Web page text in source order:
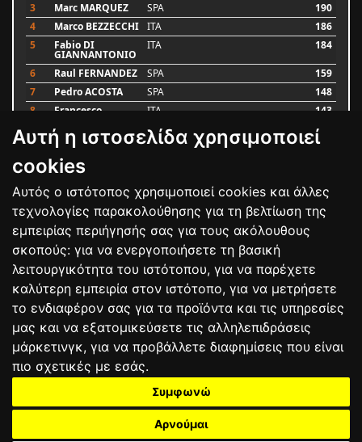
Αυτή η ιστοσελίδα χρησιμοποιεί
cookies
Αυτός ο ιστότοπος χρησιμοποιεί cookies και άλλες
τεχνολογίες παρακολούθησης για τη βελτίωση της
εμπειρίας περιήγησής σας για τους ακόλουθους
σκοπούς: για να ενεργοποιήσετε τη βασική
λειτουργικότητα του ιστότοπου, για να παρέχετε
καλύτερη εμπειρία στον ιστότοπο, για να μετρήσετε
το ενδιαφέρον σας για τα προϊόντα και τις υπηρεσίες
μας και να εξατομικεύσετε τις αλληλεπιδράσεις
μάρκετινγκ, για να προβάλλετε διαφημίσεις που είναι
πιο σχετικές με εσάς.
Συμφωνώ
Αρνούμαι
3
Marc MARQUEZ SPA
190
4
Marco BEZZECCHI ITA
186
5
Fabio DI
GIANNANTONIO
ITA 184
6 Raul FERNANDEZ SPA
159
7
Pedro ACOSTA SPA
148
8
Francesco ITA 143
9 Alex MARQUEZ SPA
Luca MARINI
Bαθμολογία
ΟΡΟΙ ΧΡΗΣΗΣΠΟΛΙΤΙΚΗ ΠΡΟΣΤΑΣΙΑΣ
ΑΓΩΝΕΣΑΠΟΤΕΛΕΣΜΑΤΑΑΓΟΡΑ